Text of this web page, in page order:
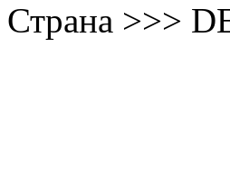
Страна >>>